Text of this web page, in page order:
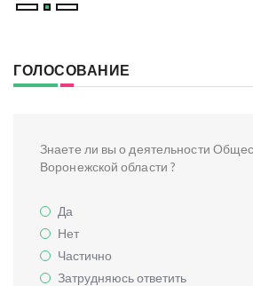
ГОЛОСОВАНИЕ
Знаете ли вы о деятельности
Воронежской области ?
Да
Нет
Частично
Затрудняюсь ответить